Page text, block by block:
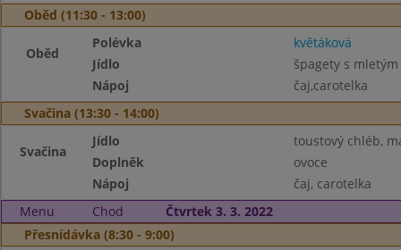
Oběd (11:30 - 13:00)
Oběd
Polévka
květáková
Jídlo
špagety s
Nápoj
čaj,carotelka
Svačina (13:30 - 14:00)
Svačina
Jídlo
toustový chléb,
Doplněk
ovoce
Nápoj
čaj, carotelka
Menu
Chod
Čtvrtek 3. 3. 2022
Přesnídávka (8:30 - 9:00)